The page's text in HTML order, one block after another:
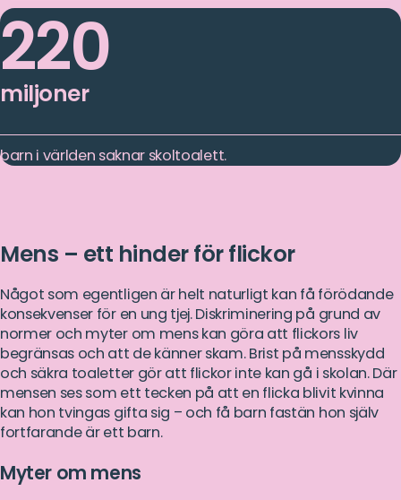
220
miljoner
barn i världen saknar skoltoalett.
Mens – ett hinder för flickor
Något som egentligen är helt naturligt kan få förödande
konsekvenser för en ung tjej. Diskriminering på grund av
normer och myter om mens kan göra att flickors liv
begränsas och att de känner skam. Brist på mensskydd
och säkra toaletter gör att flickor inte kan gå i skolan. Där
mensen ses som ett tecken på att en flicka blivit kvinna
kan hon tvingas gifta sig – och få barn fastän hon själv
fortfarande är ett barn.
Myter om mens